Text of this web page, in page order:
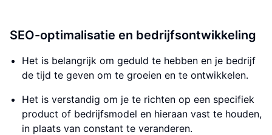
SEO-optimalisatie en bedrijfsontwikkeling
Het is belangrijk om geduld te hebben en je bedrijf
de tijd te geven om te groeien en te ontwikkelen.
Het is verstandig om je te richten op een specifiek
product of bedrijfsmodel en hieraan vast te houden,
in plaats van constant te veranderen.